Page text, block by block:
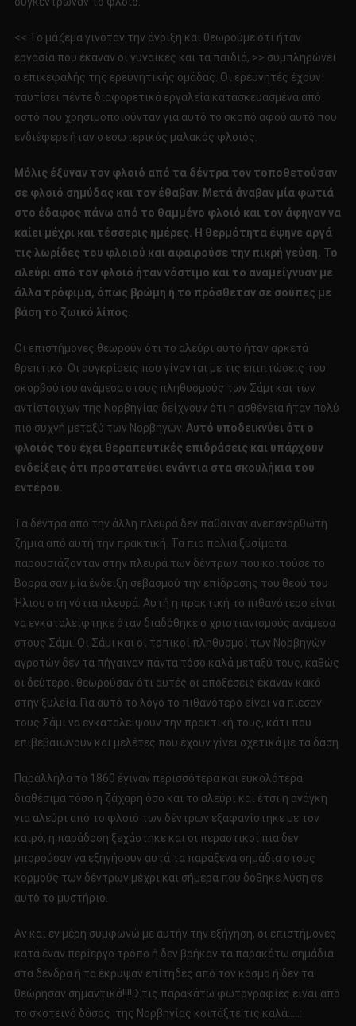
<< Το μάζεμα γινόταν την άνοιξη και θεωρούμε ότι ήταν
εργασία που έκαναν οι γυναίκες και τα παιδιά, >> συμπληρώνει
ο επικεφαλής της ερευνητικής ομάδας. Οι ερευνητές έχουν
ταυτίσει πέντε διαφορετικά εργαλεία κατασκευασμένα από
οστό που χρησιμοποιούνταν για αυτό το σκοπό αφού αυτό που
ενδιέφερε ήταν ο εσωτερικός μαλακός φλοιός.
Μόλις έξυναν τον φλοιό από τα δέντρα τον τοποθετούσαν
σε φλοιό σημύδας και τον έθαβαν. Μετά άναβαν μία φωτιά
στο έδαφος πάνω από το θαμμένο φλοιό και τον άφηναν να
καίει μέχρι και τέσσερις ημέρες. Η θερμότητα έψηνε αργά
τις λωρίδες του φλοιού και αφαιρούσε την πικρή γεύση. Το
αλεύρι από τον φλοιό ήταν νόστιμο και το αναμείγνυαν με
άλλα τρόφιμα, όπως βρώμη ή το πρόσθεταν σε σούπες με
βάση το ζωικό λίπος.
Οι επιστήμονες θεωρούν ότι το αλεύρι αυτό ήταν αρκετά
θρεπτικό. Οι συγκρίσεις που γίνονται με τις επιπτώσεις του
σκορβούτου ανάμεσα στους πληθυσμούς των Σάμι και των
αντίστοιχων της Νορβηγίας δείχνουν ότι η ασθένεια ήταν πολύ
πιο συχνή μεταξύ των Νορβηγών. Αυτό υποδεικνύει ότι ο
φλοιός του έχει θεραπευτικές επιδράσεις και υπάρχουν
ενδείξεις ότι προστατεύει ενάντια στα σκουλήκια του
εντέρου.
Τα δέντρα από την άλλη πλευρά δεν πάθαιναν ανεπανόρθωτη
ζημιά από αυτή την πρακτική. Τα πιο παλιά ξυσίματα
παρουσιάζονταν στην πλευρά των δέντρων που κοιτούσε το
Βορρά σαν μία ένδειξη σεβασμού την επίδρασης του θεού του
Ήλιου στη νότια πλευρά. Αυτή η πρακτική το πιθανότερο είναι
να εγκαταλείφτηκε όταν διαδόθηκε ο χριστιανισμούς ανάμεσα
στους Σάμι. Οι Σάμι και οι τοπικοί πληθυσμοί των Νορβηγών
αγροτών δεν τα πήγαιναν πάντα τόσο καλά μεταξύ τους, καθώς
οι δεύτεροι θεωρούσαν ότι αυτές οι αποξέσεις έκαναν κακό
στην ξυλεία. Για αυτό το λόγο το πιθανότερο είναι να πίεσαν
τους Σάμι να εγκαταλείψουν την πρακτική τους, κάτι που
επιβεβαιώνουν και μελέτες που έχουν γίνει σχετικά με τα δάση.
Παράλληλα το 1860 έγιναν περισσότερα και ευκολότερα
διαθέσιμα τόσο η ζάχαρη όσο και το αλεύρι και έτσι η ανάγκη
για αλεύρι από το φλοιό των δέντρων εξαφανίστηκε με τον
καιρό, η παράδοση ξεχάστηκε και οι περαστικοί πια δεν
μπορούσαν να εξηγήσουν αυτά τα παράξενα σημάδια στους
κορμούς των δέντρων μέχρι και σήμερα που δόθηκε λύση σε
αυτό το μυστήριο.
Αν και εν μέρη συμφωνώ με αυτήν την εξήγηση, οι επιστήμονες
κατά έναν περίεργο τρόπο ή δεν βρήκαν τα παρακάτω σημάδια
στα δένδρα ή τα έκρυψαν επίτηδες από τον κόσμο ή δεν τα
θεώρησαν σημαντικά!!!! Στις παρακάτω φωτογραφίες είναι από
το σκοτεινό δάσος της Νορβηγίας κοιτάξτε τις καλά…..: